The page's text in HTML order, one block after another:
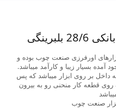
اورفرزی صنعت چوب بوده و
بسیار زیبا و کارآمد میباشد.
داخل بر روی ابزار میباشد که پس
قطعه کار منحنی رو به بیرون
صنعت چوب